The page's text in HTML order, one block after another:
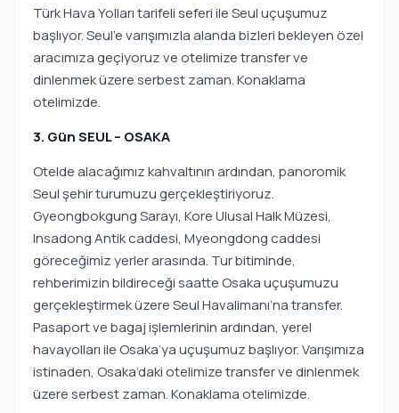
Türk Hava Yolları tarifeli seferi ile Seul uçuşumuz
başlıyor. Seul’e varışımızla alanda bizleri bekleyen özel
aracımıza geçiyoruz ve otelimize transfer ve
dinlenmek üzere serbest zaman. Konaklama
otelimizde.
3. Gün SEUL – OSAKA
Otelde alacağımız kahvaltının ardından, panoromik
Seul şehir turumuzu gerçekleştiriyoruz.
Gyeongbokgung Sarayı, Kore Ulusal Halk Müzesi,
Insadong Antik caddesi, Myeongdong caddesi
göreceğimiz yerler arasında. Tur bitiminde,
rehberimizin bildireceği saatte Osaka uçuşumuzu
gerçekleştirmek üzere Seul Havalimanı’na transfer.
Pasaport ve bagaj işlemlerinin ardından, yerel
havayolları ile Osaka’ya uçuşumuz başlıyor. Varışımıza
istinaden, Osaka’daki otelimize transfer ve dinlenmek
üzere serbest zaman. Konaklama otelimizde.